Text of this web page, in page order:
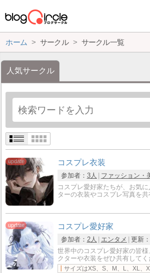
ホーム サークル サークル一覧
人気サークル
コスプレ衣装
参加者： 3人 ファッション・
コスプレ愛好家たちが、お気
ターの衣装やコスプレ写真を共
コスプレ愛好家
参加者： 2人 エンタメ 更新：
世界中のコスプレ愛好家の皆
クターや衣装をぜひ共有してく
サイズはXS、S、M、L、XL、XXL、XXXL、オーダーメイ